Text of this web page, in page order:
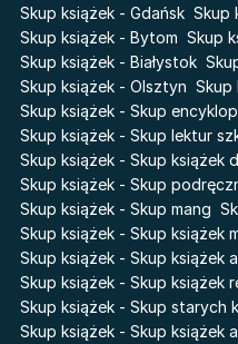
Skup książek - Gdańsk Skup
Skup książek - Bytom Skup
Skup książek - Białystok
Skup książek - Olsztyn Skup
Skup książek - Skup
Skup książek - Skup lektur
Skup książek - Skup książek
Skup książek - Skup
Skup książek - Skup mang
Skup książek - Skup książek
Skup książek - Skup książek
Skup książek - Skup książek
Skup książek - Skup starych
Skup książek - Skup książek